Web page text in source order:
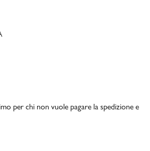
per chi non vuole pagare la spedizione e